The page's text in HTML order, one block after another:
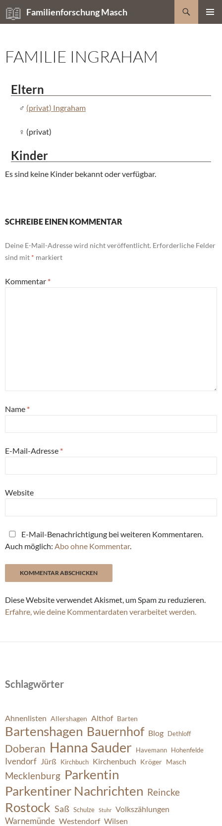
Zum
Inhalt
Familienforschung Masch
Suchen
FAMILIE INGRAHAM
Eltern
(privat) Ingraham
(privat)
Kinder
Es sind keine Kinder bekannt oder verfügbar.
SCHREIBE EINEN KOMMENTAR
Deine E-Mail-Adresse wird nicht veröffentlicht. Erforderliche Felder
sind mit * markiert
Kommentar *
Name *
E-Mail-Adresse *
Website
E-Mail-Benachrichtigung bei weiteren Kommentaren.
Auch möglich: Abo ohne Kommentar.
Diese Website verwendet Akismet, um Spam zu reduzieren.
Erfahre, wie deine Kommentardaten verarbeitet werden.
Schlagwörter
Ahnenlisten Allershagen Althof Barten
Bartenshagen Bauernhof Blog Dethloff
Doberan Hanna Sauder Havemann Hohenfelde
Ivendorf Jürß Kirchbuch Kirchenbuch Kröger Masch
Mecklenburg Parkentin
Parkentiner Nachrichten Reincke
Rostock Saß Schulze Stuhr Volkszählungen
Warnemünde Westendorf Wilsen